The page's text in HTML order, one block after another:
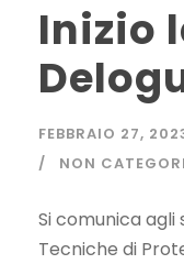
Inizio
FEBBRAIO 27,
NON
Si comunica agli
Tecniche di